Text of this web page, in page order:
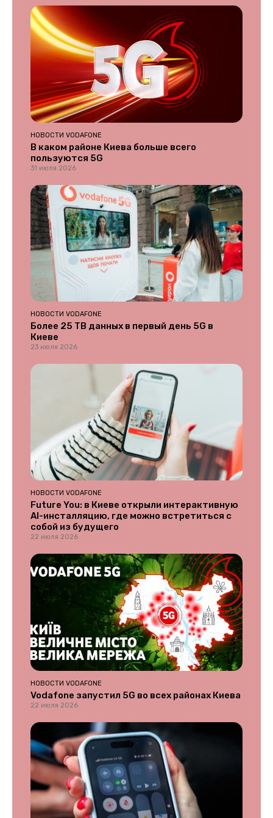
НОВОСТИ VODAFONE
В каком районе Киева больше всего
пользуются 5G
31 июля 2026
НОВОСТИ VODAFONE
Более 25 ТВ данных в первый день 5G в
Киеве
23 июля 2026
НОВОСТИ VODAFONE
Future You: в Киеве открыли интерактивную
AI-инсталляцию, где можно встретиться с
собой из будущего
22 июля 2026
НОВОСТИ VODAFONE
Vodafone запустил 5G во всех районах Киева
22 июля 2026